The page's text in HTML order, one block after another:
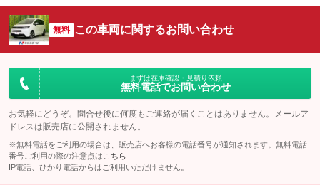
無料 この車両に関するお問い合わせ
まずは在庫確認・見積り依頼
無料電話でお問い合わせ
お気軽にどうぞ。問合せ後に何度もご連絡が届くことはありません。メールア
ドレスは販売店に公開されません。
※無料電話をご利用の場合は、販売店へお客様の電話番号が通知されます。無料電話
番号ご利用の際の注意点は こちら
IP電話、ひかり電話からはご利用いただけません。